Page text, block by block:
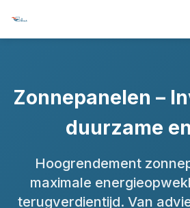
Zonnepanelen –
duurzame
Hoogrendement
maximale
terugverdientijd. Van